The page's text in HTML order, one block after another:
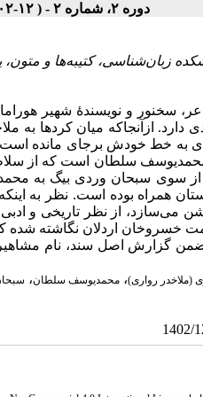
دوره ۲، شماره ۲ - ( ۱۲-۱۴۰۲ )
زبان‌شناسی، کتیبه‌ها و
عالم، فاضل، شاعر، سخنور و
دارد. ازآنجاکه میان کردها به
به خط خودش برجای مانده
سلطان است که از
از سوی سبحان وردی بیگ به
همراه بوده است. نظر به
خسروخان اردلان نگاشته
جستار ضمن گزارش اصل سند، نام
(ملاخدر رواری)، محمدیوسف سلطان،